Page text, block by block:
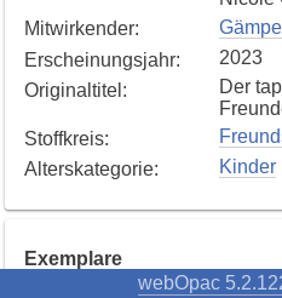
Mitwirkender:
Erscheinungsjahr:
2023
Originaltitel :
Der
Stoffkreis:
Alterskategorie: Kinder
Exemplare
webOpac